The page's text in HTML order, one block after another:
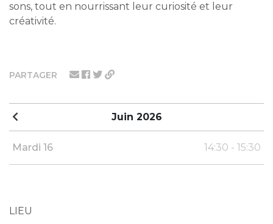
PARTAGER
Juin 2026
Mardi 16 14:30 - 15:30
LIEU
sons, tout en nourrissant leur curiosité et leur
créativité.